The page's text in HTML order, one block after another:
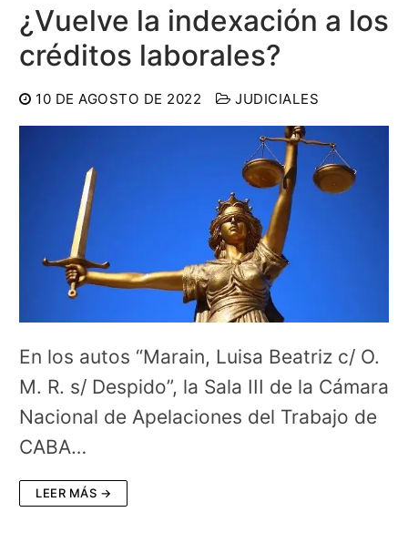
¿Vuelve la indexación a los
créditos laborales?
10 DE AGOSTO DE 2022 JUDICIALES
En los autos “Marain, Luisa Beatriz c/ O.
M. R. s/ Despido”, la Sala III de la Cámara
Nacional de Apelaciones del Trabajo de
CABA…
LEER MÁS →